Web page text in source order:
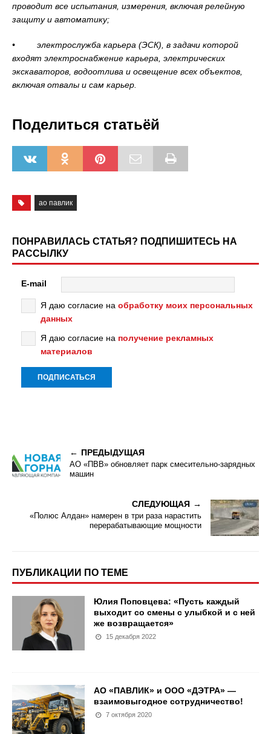
проводит все испытания, измерения, включая релейную
защиту и автоматику;
• электрослужба карьера (ЭСК), в задачи которой
входят электроснабжение карьера, электрических
экскаваторов, водоотлива и освещение всех объектов,
включая отвалы и сам карьер.
Поделиться статьёй
ао павлик
ПОНРАВИЛАСЬ СТАТЬЯ? ПОДПИШИТЕСЬ НА
РАССЫЛКУ
E-mail
Я даю согласие на обработку моих персональных
данных
Я даю согласие на получение рекламных
материалов
ПРЕДЫДУЩАЯ
АО «ПВВ» обновляет парк смесительно-зарядных
машин
СЛЕДУЮЩАЯ
«Полюс Алдан» намерен в три раза нарастить
перерабатывающие мощности
ПУБЛИКАЦИИ ПО ТЕМЕ
Юлия Поповцева: «Пусть каждый
выходит со смены с улыбкой и с ней
же возвращается»
15 декабря 2022
АО «ПАВЛИК» и ООО «ДЭТРА» —
взаимовыгодное сотрудничество!
7 октября 2020